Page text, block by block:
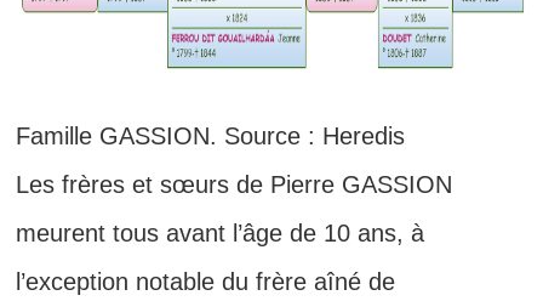
Famille GASSION. Source : Heredis
Les frères et sœurs de Pierre GASSION
meurent tous avant l’âge de 10 ans, à
l’exception notable du frère aîné de